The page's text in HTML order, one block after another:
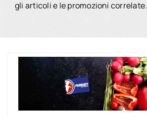
gli articoli e le promozioni correlate.